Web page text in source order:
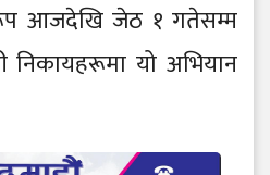
आजदेखि जेठ १ गतेसम्म
यो अभियान